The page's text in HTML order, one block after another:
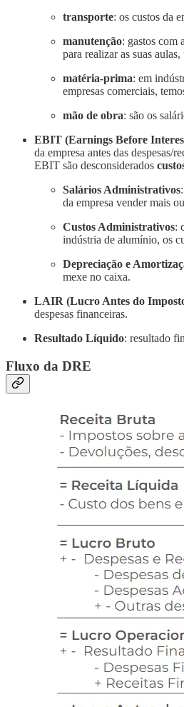
transporte: os custos da
manutenção: gastos com
para realizar as suas
matéria-prima: em
empresas comerciais,
mão de obra: são os
EBIT (Earnings Before
da empresa antes das despesas/
EBIT são desconsiderados
Salários Administrativos
da empresa vender mais
Custos Administrativos:
indústria de alumínio, os
Depreciação e
mexe no caixa.
LAIR (Lucro Antes do
despesas financeiras.
Resultado Líquido: resultado
Fluxo da DRE